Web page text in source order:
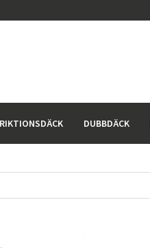
DUBBDÄCK